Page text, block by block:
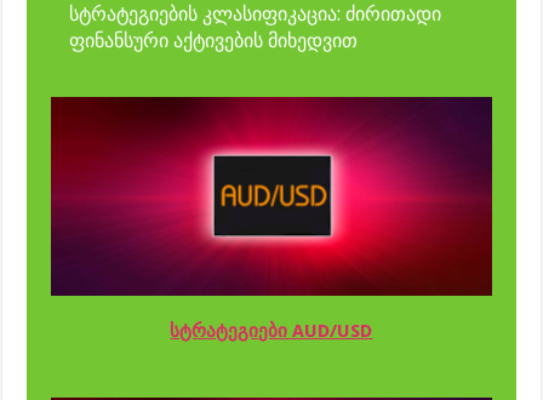
სტრატეგიების კლასიფიკაცია: ძირითადი
ფინანსური აქტივების მიხედვით
სტრატეგიები AUD/USD